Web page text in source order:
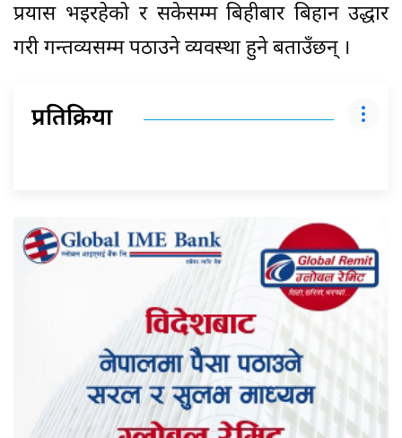
प्रयास भइरहेको र सकेसम्म बिहीबार बिहान उद्धार
गरी गन्तव्यसम्म पठाउने व्यवस्था हुने बताउँछन् ।
प्रतिक्रिया